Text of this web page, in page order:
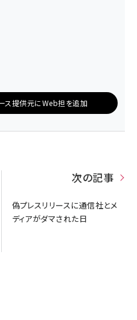
ス提供元にWeb担を追加
次の記事
偽プレスリリースに通信社とメ
ディアがダマされた日